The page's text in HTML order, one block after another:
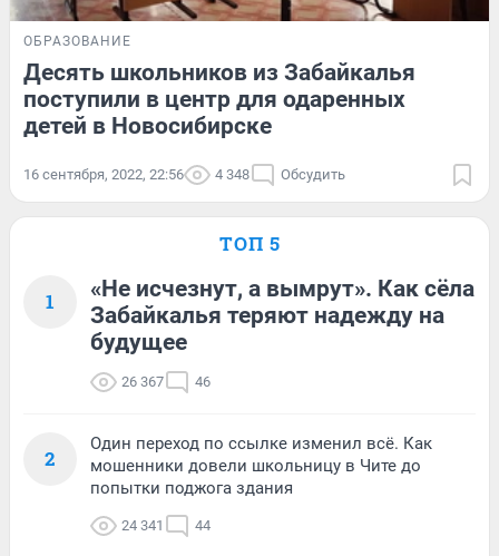
ОБРАЗОВАНИЕ
Десять школьников из Забайкалья
поступили в центр для одаренных
детей в Новосибирске
16 сентября, 2022, 22:56 4 348 Обсудить
ТОП 5
1
«Не исчезнут, а вымрут». Как сёла
Забайкалья теряют надежду на
будущее
26 367 46
2
Один переход по ссылке изменил всё. Как
мошенники довели школьницу в Чите до
попытки поджога здания
24 341 44